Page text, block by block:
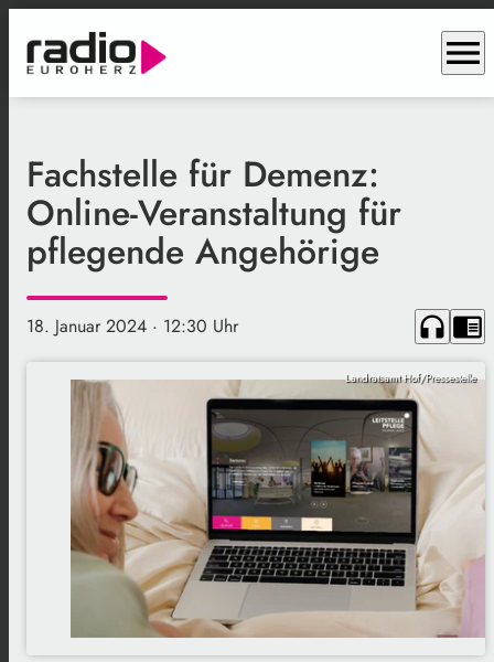
menu
Fachstelle für Demenz:
Online-Veranstaltung für
pflegende Angehörige
18. Januar 2024 · 12:30 Uhr headphones chrome_reader_mode
Landratsamt Hof/Pressestelle